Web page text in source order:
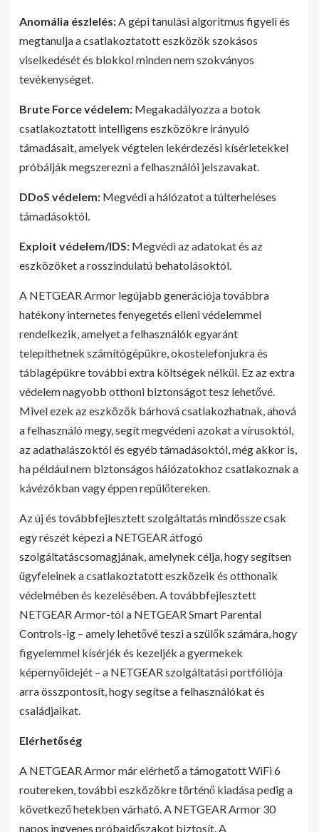
Anomália észlelés:A gépi tanulási algoritmus figyeli és
megtanulja a csatlakoztatott eszközök szokásos
viselkedését és blokkol minden nem szokványos
tevékenységet.
Brute Force védelem: Megakadályozza a botok
csatlakoztatott intelligens eszközökre irányuló
támadásait, amelyek végtelen lekérdezési kísérletekkel
próbálják megszerezni a felhasználói jelszavakat.
DDoS védelem: Megvédi a hálózatot a túlterheléses
támadásoktól.
Exploit védelem/IDS: Megvédi az adatokat és az
eszközöket a rosszindulatú behatolásoktól.
A NETGEAR Armor legújabb generációja továbbra
hatékony internetes fenyegetés elleni védelemmel
rendelkezik, amelyet a felhasználók egyaránt
telepíthetnek számítógépükre, okostelefonjukra és
táblagépükre további extra költségek nélkül. Ez az extra
védelem nagyobb otthoni biztonságot tesz lehetővé.
Mivel ezek az eszközök bárhová csatlakozhatnak, ahová
a felhasználó megy, segít megvédeni azokat a vírusoktól,
az adathalászoktól és egyéb támadásoktól, még akkor is,
ha például nem biztonságos hálózatokhoz csatlakoznak a
kávézókban vagy éppen repülőtereken.
Az új és továbbfejlesztett szolgáltatás mindössze csak
egy részét képezi a NETGEAR átfogó
szolgáltatáscsomagjának, amelynek célja, hogy segítsen
ügyfeleinek a csatlakoztatott eszközeik és otthonaik
védelmében és kezelésében. A továbbfejlesztett
NETGEAR Armor-tól a NETGEAR Smart Parental
Controls-ig – amely lehetővé teszi a szülők számára, hogy
figyelemmel kísérjék és kezeljék a gyermekek
képernyőidejét – a NETGEAR szolgáltatási portfóliója
arra összpontosít, hogy segítse a felhasználókat és
családjaikat.
Elérhetőség
A NETGEAR Armor már elérhető a támogatott WiFi 6
routereken, további eszközökre történő kiadása pedig a
következő hetekben várható. A NETGEAR Armor 30
napos ingyenes próbaidőszakot biztosít. A